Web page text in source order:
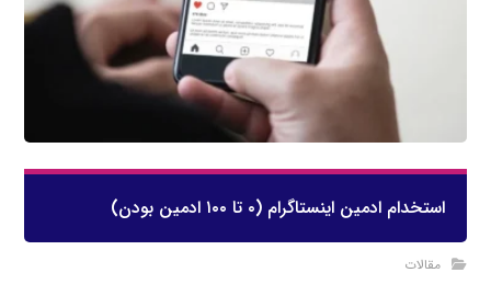
استخدام ادمین اینستاگرام (۰ تا ۱۰۰ ادمین بودن)
مقالات